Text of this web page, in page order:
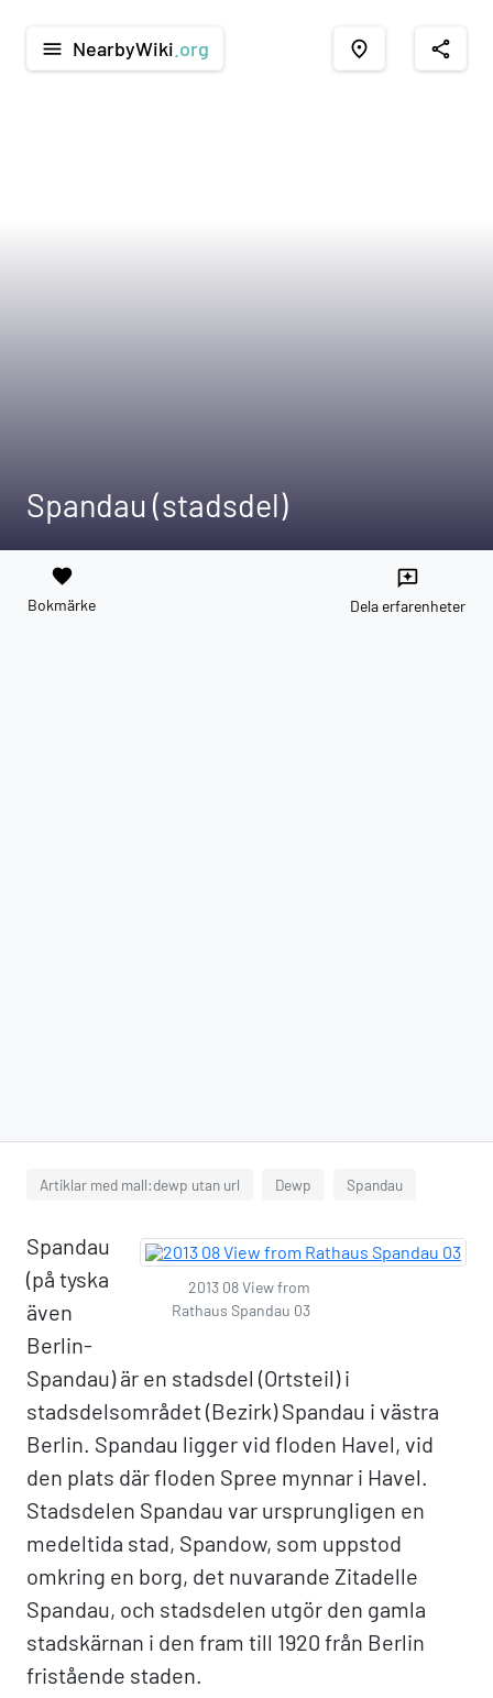
menu NearbyWiki .org place share
Spandau (stadsdel)
favorite
Bokmärke
reviews
Dela erfarenheter
Artiklar med mall:dewp utan url Dewp Spandau
2013 08 View from
Rathaus Spandau 03
Spandau
(på tyska
även
Berlin-
Spandau) är en stadsdel (Ortsteil) i
stadsdelsområdet (Bezirk) Spandau i västra
Berlin. Spandau ligger vid floden Havel, vid
den plats där floden Spree mynnar i Havel.
Stadsdelen Spandau var ursprungligen en
medeltida stad, Spandow, som uppstod
omkring en borg, det nuvarande Zitadelle
Spandau, och stadsdelen utgör den gamla
stadskärnan i den fram till 1920 från Berlin
fristående staden.